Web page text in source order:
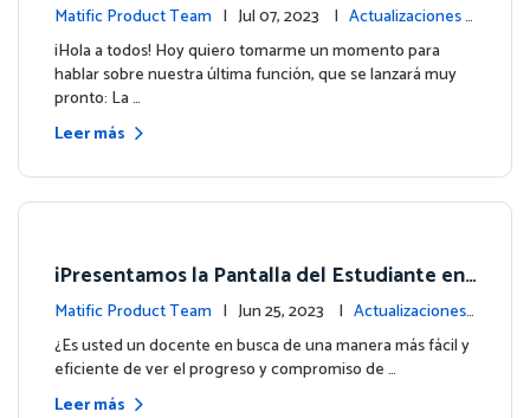
Matific Product Team | Jul 07, 2023 | Actualizaciones d
e la plataforma
¡Hola a todos! Hoy quiero tomarme un momento para
hablar sobre nuestra última función, que se lanzará muy
pronto: La …
Leer más
¡Presentamos la Pantalla del Estudiante en
su Panel de Control!
Matific Product Team | Jun 25, 2023 | Actualizaciones
de la plataforma
¿Es usted un docente en busca de una manera más fácil y
eficiente de ver el progreso y compromiso de …
Leer más